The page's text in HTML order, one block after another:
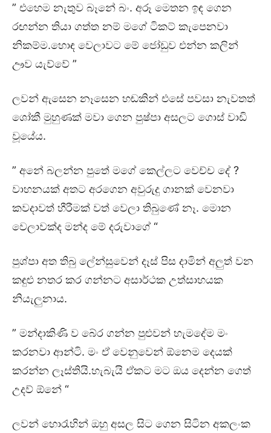
” එහෙම නැතුව බෑනේ බං. අරූ මෙතන ඉඳ ගෙන
රඟන්න තියා ගත්ත නම් මගේ ටිකට් කැපෙනවා
නිකම්ම.හොඳ වෙලාවට මේ ජෝඩුව එන්න කලින්
ඌව යැව්වේ ”
ලවන් ඇසෙන නෑසෙන හඬකින් එසේ පවසා නැවතත්
ශෝකී මුහුණක් මවා ගෙන පුෂ්පා අසලට ගොස් වාඩි
වූයේය.
” අනේ බලන්න පුතේ මගේ කෙල්ලට වෙච්ච දේ ?
වාහනයක් අතට අරගෙන අවුරුදු ගානක් වෙනවා
කවදාවත් හීරීමක් වත් වෙලා තිබුණේ නෑ. මොන
වෙලාවක්ද මන්ද මේ දරුවාගේ “
පුශ්පා අත තිබු ලේන්සුවෙන් දෑස් පිස දාමින් අලුත් වන
කඳුළු නතර කර ගන්නට අසාර්ථක උත්සාහයක
නියැලුනාය.
” මන්දාකිණි ව බේර ගන්න පුළුවන් හැමදේම මං
කරනවා ආන්ටි. මං ඒ වෙනුවෙන් ඕනෙම දෙයක්
කරන්න ලෑස්තියි.හැබැයි ඒකට මට ඔය දෙන්න ගෙත්
උදව් ඕනේ “
ලවන් හොරැහින් ඔහු අසල සිට ගෙන සිටින අකලංක